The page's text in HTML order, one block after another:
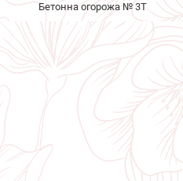
Бетонна огорожа № 3Т